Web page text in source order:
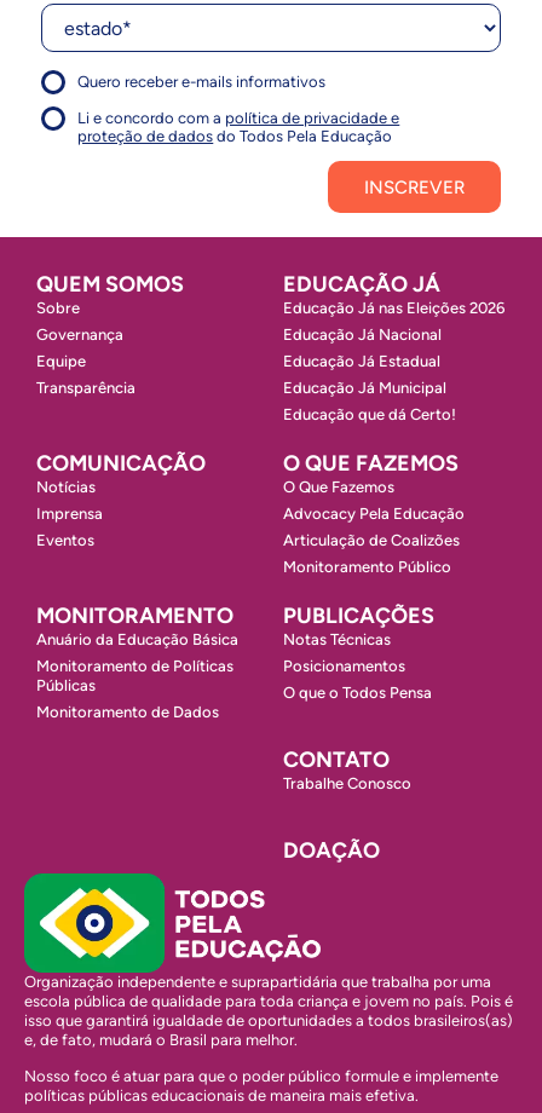
Estado*
Quero receber e-mails informativos
1
Concordo com a política
Concordo com a política
Li e concordo com a política de privacidade e
proteção de dados do Todos Pela Educação
1
QUEM SOMOS
Sobre
Governança
Equipe
Transparência
EDUCAÇÃO JÁ
Educação Já nas Eleições 2026
Educação Já Nacional
Educação Já Estadual
Educação Já Municipal
Educação que dá Certo!
COMUNICAÇÃO
Notícias
Imprensa
Eventos
O QUE FAZEMOS
O Que Fazemos
Advocacy Pela Educação
Articulação de Coalizões
Monitoramento Público
MONITORAMENTO
Anuário da Educação Básica
Monitoramento de Políticas
Públicas
Monitoramento de Dados
PUBLICAÇÕES
Notas Técnicas
Posicionamentos
O que o Todos Pensa
CONTATO
Trabalhe Conosco
DOAÇÃO
Organização independente e suprapartidária que trabalha por uma
escola pública de qualidade para toda criança e jovem no país. Pois é
isso que garantirá igualdade de oportunidades a todos brasileiros(as)
e, de fato, mudará o Brasil para melhor.
Nosso foco é atuar para que o poder público formule e implemente
políticas públicas educacionais de maneira mais efetiva.